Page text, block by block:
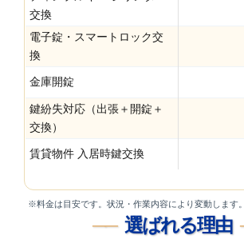
交換
電子錠・スマートロック交
換
金庫開錠
鍵紛失対応（出張＋開錠＋
交換）
賃貸物件 入居時鍵交換
※料金は目安です。状況・作業内容により変動します。
選ばれる理由